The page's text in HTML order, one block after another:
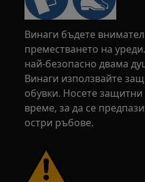
Винаги бъдете
преместването на
най-безопасно двама
Винаги използвайте
обувки. Носете
време, за да се
остри ръбове.